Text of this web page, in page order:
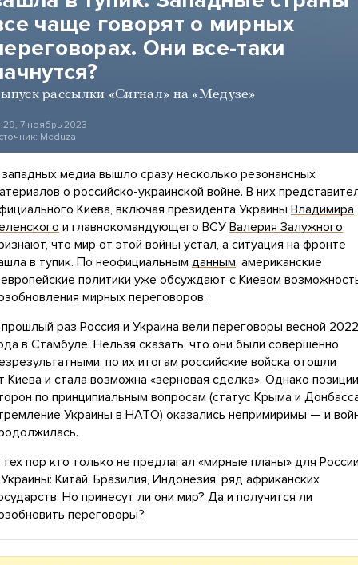
чаще говорят о мирных
Они все-таки
рассылки «Сигнал» на «Медузе»
7 ноябрь 2023
Meduza
медиа вышло сразу несколько резонансных
о российско-украинской войне. В них
Киева, включая президента Украины Владимира
и главнокомандующего ВСУ Валерия Залужного,
что мир от этой войны устал, а ситуация на фронте
в тупик. По неофициальным данным, американские
политики уже обсуждают с Киевом
мирных переговоров.
раз Россия и Украина вели переговоры весной 2022
в Стамбуле. Нельзя сказать, что они были совершенно
по их итогам российские войска отошли
Киева и стала возможна «зерновая сделка». Однако позиции
по принципиальным вопросам (статус Крыма и
Украины в НАТО) оказались непримиримы — и
пор кто только не предлагал «мирные планы» для России
Китай, Бразилия, Индонезия, ряд африканских
Но принесут ли они мир? Да и получится ли
переговоры?